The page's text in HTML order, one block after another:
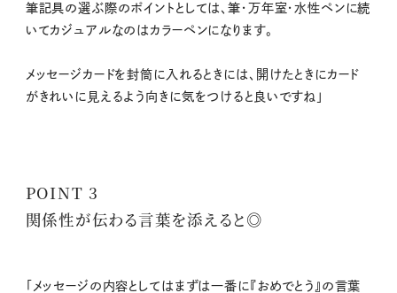
筆記具の選ぶ際のポイントとしては、筆・万年室・⽔性ペンに続
いてカジュアルなのはカラーペンになります。
メッセージカードを封筒に入れるときには、開けたときにカード
がきれいに見えるよう向きに気をつけると良いですね」
POINT 3
関係性が伝わる言葉を添えると◎
「メッセージの内容としてはまずは一番に『おめでとう』の言葉